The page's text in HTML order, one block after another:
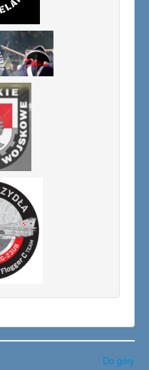
Do góry